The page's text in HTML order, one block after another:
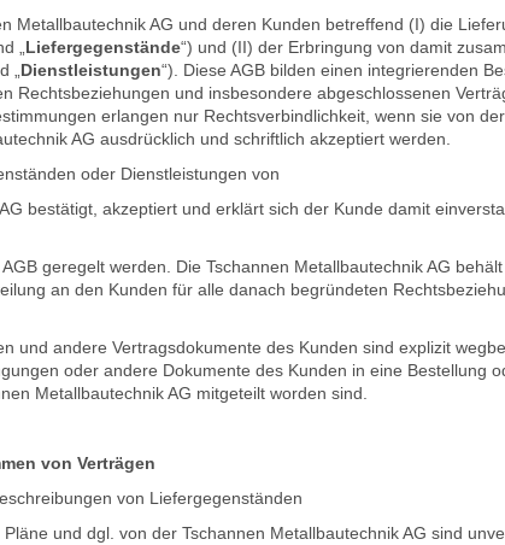
Metallbautechnik AG und deren Kunden betreffend (I) die
„ Liefergegenstände“) und (II) der Erbringung von damit
Dienstleistungen“). Diese AGB bilden einen integrierenden
Rechtsbeziehungen und insbesondere abgeschlossenen
erlangen nur Rechtsverbindlichkeit, wenn sie von
AG ausdrücklich und schriftlich akzeptiert werden.
oder Dienstleistungen von
bestätigt, akzeptiert und erklärt sich der Kunde damit
geregelt werden. Die Tschannen Metallbautechnik AG
an den Kunden für alle danach begründeten
und andere Vertragsdokumente des Kunden sind explizit
oder andere Dokumente des Kunden in eine Bestellung
Metallbautechnik AG mitgeteilt worden sind.
von Verträgen
von Liefergegenständen
und dgl. von der Tschannen Metallbautechnik AG sind